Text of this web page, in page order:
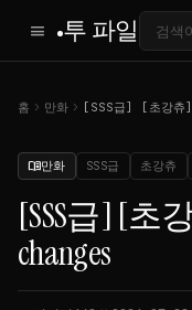
menu 투 파일
홈 chevron_right 만화 chevron_right [SSS급] [초강
menu_book만화 SSS급 초강츄
[SSS급] [초
changes